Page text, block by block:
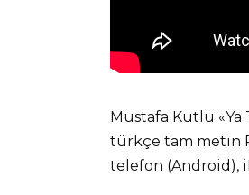
Mustafa Kutlu «Ya
türkçe tam metin
telefon (Android),